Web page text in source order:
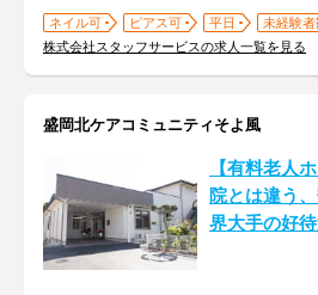
ネイル可 ピアス可 平日 未経験者
株式会社スタッフサービスの求人一覧を見る
盛岡北ケアコミュニティそよ風
【有料老人
院とは違う
界大手の好